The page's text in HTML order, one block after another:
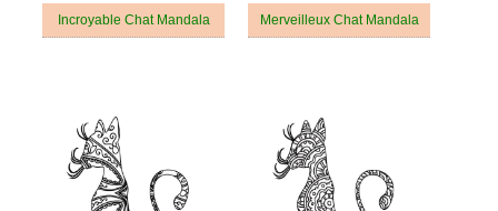
Incroyable Chat Mandala Merveilleux Chat Mandala